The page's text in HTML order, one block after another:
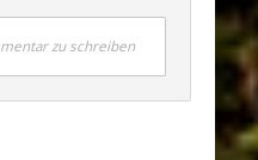
zu schreiben